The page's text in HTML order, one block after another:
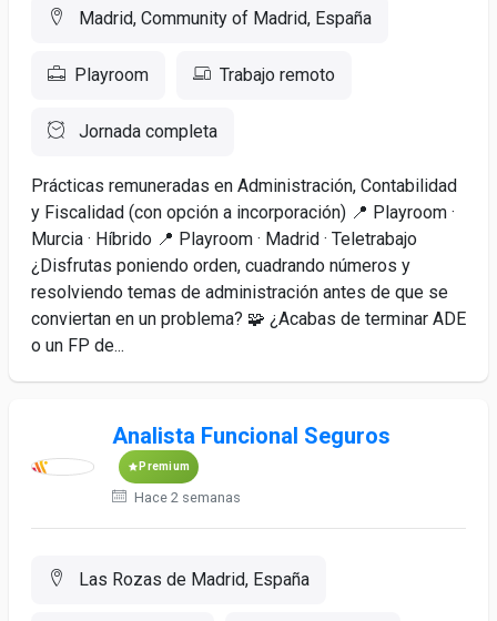
Madrid, Community of Madrid, España
Playroom Trabajo remoto
Jornada completa
Prácticas remuneradas en Administración, Contabilidad
y Fiscalidad (con opción a incorporación) 📍 Playroom ·
Murcia · Híbrido 📍 Playroom · Madrid · Teletrabajo
¿Disfrutas poniendo orden, cuadrando números y
resolviendo temas de administración antes de que se
conviertan en un problema? 🧩 ¿Acabas de terminar ADE
o un FP de...
Analista Funcional Seguros
Premium
Hace 2 semanas
Las Rozas de Madrid, España